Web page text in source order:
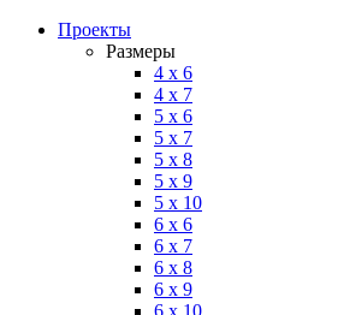
Проекты
Размеры
4 x 6
4 x 7
5 x 6
5 x 7
5 x 8
5 x 9
5 x 10
6 x 6
6 x 7
6 x 8
6 x 9
6 x 10